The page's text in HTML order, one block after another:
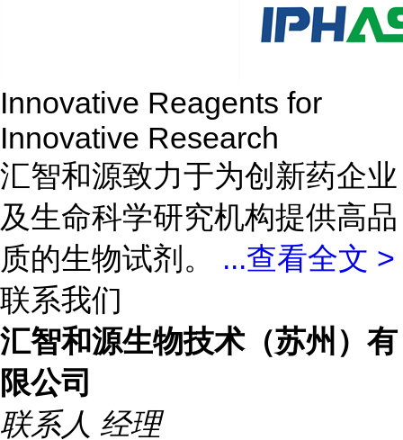
Innovative Reagents for
Innovative Research
汇智和源致力于为创新药企业
及生命科学研究机构提供高品
质的生物试剂。 ...查看全文 >
联系我们
汇智和源生物技术（苏州）有
限公司
联系人 经理